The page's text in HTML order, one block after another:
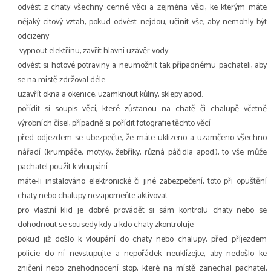
odvést z chaty všechny cenné věci a zejména věci, ke kterým máte
nějaký citový vztah, pokud odvést nejdou, učinit vše, aby nemohly být
odcizeny
vypnout elektřinu, zavřít hlavní uzávěr vody
odvést si hotové potraviny a neumožnit tak případnému pachateli, aby
se na místě zdržoval déle
uzavřít okna a okenice, uzamknout kůlny, sklepy apod.
pořídit si soupis věcí, které zůstanou na chatě či chalupě včetně
výrobních čísel, případně si pořídit fotografie těchto věcí
před odjezdem se ubezpečte, že máte uklizeno a uzamčeno všechno
nářadí (krumpáče, motyky, žebříky, různá páčidla apod.), to vše může
pachatel použít k vloupání
máte-li instalováno elektronické či jiné zabezpečení, toto při opuštění
chaty nebo chalupy nezapomeňte aktivovat
pro vlastní klid je dobré provádět si sám kontrolu chaty nebo se
dohodnout se sousedy kdy a kdo chaty zkontroluje
pokud již došlo k vloupání do chaty nebo chalupy, před příjezdem
policie do ní nevstupujte a nepořádek neuklízejte, aby nedošlo ke
zničení nebo znehodnocení stop, které na místě zanechal pachatel,